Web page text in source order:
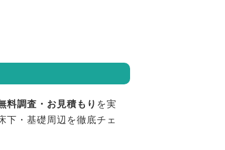
料調査・お見積もり を実
下・基礎周辺を徹底チェ